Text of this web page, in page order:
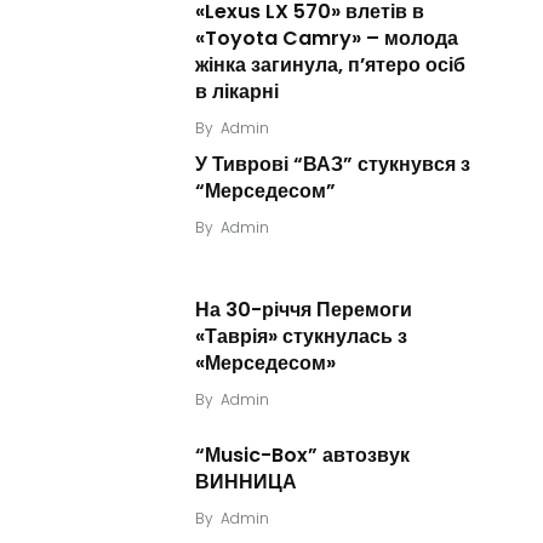
«Lexus LX 570» влетів в
«Toyota Camry» – молода
жінка загинула, п’ятеро осіб
в лікарні
By Admin
У Тиврові “ВАЗ” стукнувся з
“Мерседесом”
By Admin
На 30-річчя Перемоги
«Таврія» стукнулась з
«Мерседесом»
By Admin
“Мusic-Box” автозвук
ВИННИЦА
By Admin